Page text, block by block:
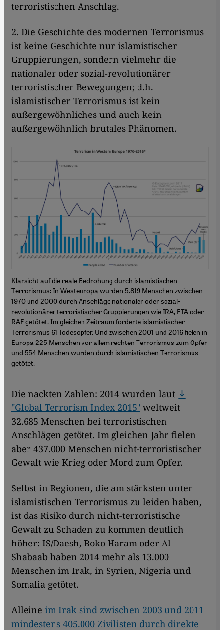
terroristischen Anschlag.
2. Die Geschichte des modernen Terrorismus
ist keine Geschichte nur islamistischer
Gruppierungen, sondern vielmehr die
nationaler oder sozial-revolutionärer
terroristischer Bewegungen; d.h.
islamistischer Terrorismus ist kein
außergewöhnliches und auch kein
außergewöhnlich brutales Phänomen.
Klarsicht auf die reale Bedrohung durch islamistischen
Terrorismus: In Westeuropa wurden 5.819 Menschen zwischen
1970 und 2000 durch Anschläge nationaler oder sozial-
revolutionärer terroristischer Gruppierungen wie IRA, ETA oder
RAF getötet. Im gleichen Zeitraum forderte islamistischer
Terrorismus 61 Todesopfer. Und zwischen 2001 und 2016 fielen in
Europa 225 Menschen vor allem rechten Terrorismus zum Opfer
und 554 Menschen wurden durch islamistischen Terrorismus
getötet.
Die nackten Zahlen: 2014 wurden laut
"Global Terrorism Index 2015" weltweit
32.685 Menschen bei terroristischen
Anschlägen getötet. Im gleichen Jahr fielen
aber 437.000 Menschen nicht-terroristischer
Gewalt wie Krieg oder Mord zum Opfer.
Selbst in Regionen, die am stärksten unter
islamistischen Terrorismus zu leiden haben,
ist das Risiko durch nicht-terroristische
Gewalt zu Schaden zu kommen deutlich
höher: IS/Daesh, Boko Haram oder Al-
Shabaab haben 2014 mehr als 13.000
Menschen im Irak, in Syrien, Nigeria und
Somalia getötet.
Alleine im Irak sind zwischen 2003 und 2011
mindestens 405.000 Zivilisten durch direkte